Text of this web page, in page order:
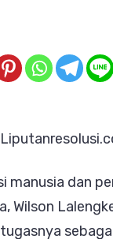
manusia dan
Wilson